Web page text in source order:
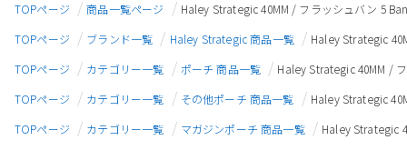
TOPページ 商品一覧ページ
Haley Strategic 40MM / フラッシュバン 5
TOPページ
ブランド一覧 Haley Strategic 商品一覧
Haley Strategic
TOPページ
カテゴリー一覧 ポーチ 商品一覧
Haley Strategic 40MM /
TOPページ
カテゴリー一覧 その他ポーチ 商品一覧
Haley Strategic
TOPページ
カテゴリー一覧 マガジンポーチ 商品一覧
Haley Strategic